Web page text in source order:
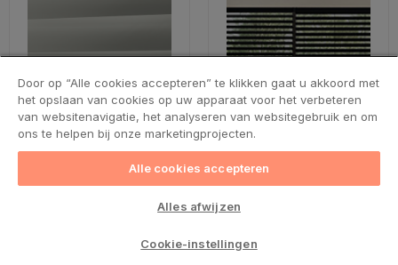
Met zwarte raamdecoratie haal je luxe, een gevoel van
rust en een uiterst elegant contrast met een lichtere
inrichting in huis. Daarnaast beschermt de kleur je tegen
emotionele stress – ze creëren rust en zorgen daardoor
voor comfort voor zowel jou als je huis!
Door op “Alle cookies accepteren” te klikken gaat u akkoord met
het opslaan van cookies op uw apparaat voor het verbeteren
van websitenavigatie, het analyseren van websitegebruik en om
ons te helpen bij onze marketingprojecten.
Alle cookies accepteren
Alles afwijzen
Cookie-instellingen